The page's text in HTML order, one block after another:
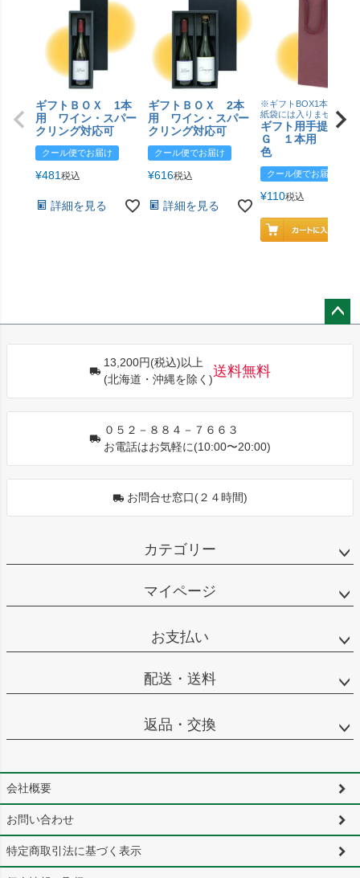
ギフトＢＯＸ 1本
用 ワイン・スパー
クリング対応可
クール便でお届け
¥481 税込
詳細を見る
ギフトＢＯＸ 2本
用 ワイン・スパー
クリング対応可
クール便でお届け
¥616税込
詳細を見る
※ギフトBOX1本用はこ
紙袋には入りません
ギフト用手提げＢ
Ｇ １本用 エン
色
クール便でお届け
¥110税込
13,200円(税込)以上
(北海道・沖縄を除く)
送料無料
０５２－８８４－７６６３
お電話はお気軽に(10:00〜20:00)
お問合せ窓口(２４時間)
カテゴリー
マイページ
お支払い
配送・送料
返品・交換
会社概要
お問い合わせ
特定商取引法に基づく表示